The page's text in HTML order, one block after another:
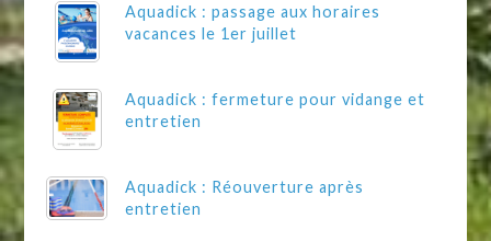
Aquadick : passage aux horaires
vacances le 1er juillet
Aquadick : fermeture pour vidange et
entretien
Aquadick : Réouverture après
entretien